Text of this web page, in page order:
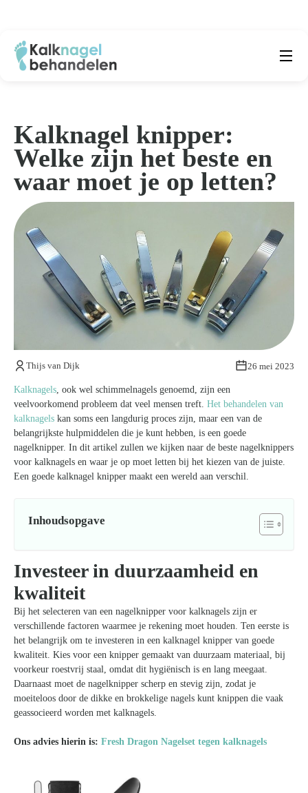
Middelen kalknagels
Reviews
Kennisbank
Over ons
Kom van je kalknagels af
Kalknagel knipper:
Welke zijn het beste en
waar moet je op letten?
Thijs van Dijk 26 mei 2023
Kalknagels , ook wel schimmelnagels genoemd, zijn een
veelvoorkomend probleem dat veel mensen treft. Het behandelen van
kalknagels kan soms een langdurig proces zijn, maar een van de
belangrijkste hulpmiddelen die je kunt hebben, is een goede
nagelknipper. In dit artikel zullen we kijken naar de beste nagelknippers
voor kalknagels en waar je op moet letten bij het kiezen van de juiste.
Een goede kalknagel knipper maakt een wereld aan verschil.
Inhoudsopgave
Investeer in duurzaamheid en
kwaliteit
Bij het selecteren van een nagelknipper voor kalknagels zijn er
verschillende factoren waarmee je rekening moet houden. Ten eerste is
het belangrijk om te investeren in een kalknagel knipper van goede
kwaliteit. Kies voor een knipper gemaakt van duurzaam materiaal, bij
voorkeur roestvrij staal, omdat dit hygiënisch is en lang meegaat.
Daarnaast moet de nagelknipper scherp en stevig zijn, zodat je
moeiteloos door de dikke en brokkelige nagels kunt knippen die vaak
geassocieerd worden met kalknagels.
Ons advies hierin is: Fresh Dragon Nagelset tegen kalknagels